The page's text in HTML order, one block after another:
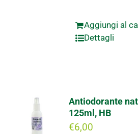
Aggiungi al
Dettagli
Antiodorante
125ml, HB
€6,00